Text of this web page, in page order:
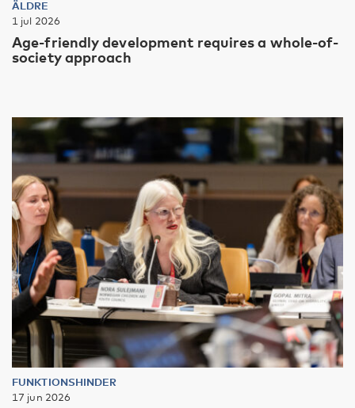
ÄLDRE
1 jul 2026
Age-friendly development requires a whole-of-
society approach
FUNKTIONSHINDER
17 jun 2026